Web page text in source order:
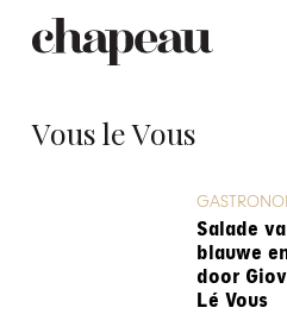
Vous le Vous
Salade
blauwe
door
Lé Vous